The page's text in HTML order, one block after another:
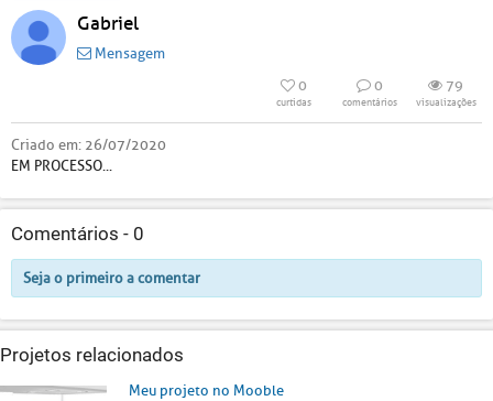
Gabriel
Mensagem
0
curtidas
0
comentários
79
visualizações
Criado em: 26/07/2020
EM PROCESSO...
Comentários - 0
Seja o primeiro a comentar
Projetos relacionados
Meu projeto no Mooble